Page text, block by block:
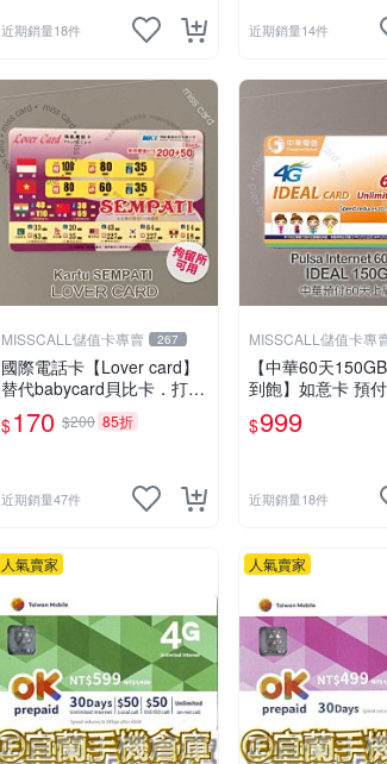
近期銷量18件 近期銷量14件
MISSCALL儲值卡專賣 267
國際電話卡【Lover card】
替代babycard貝比卡．打印
尼泰國馬來西亞越南(移工收
容所可用電話卡)⚡MissCall
$170 $200 85折
近期銷量47件
MISSCALL儲值卡專
【中華60天
到飽】如意卡 預
網補充卡/儲值卡
⚡MissCall儲值卡專
$999
近期銷量18件
人氣賣家 人氣賣家